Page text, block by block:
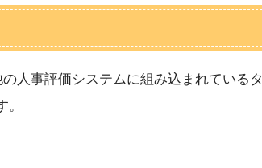
人事評価システムに組み込まれているタ